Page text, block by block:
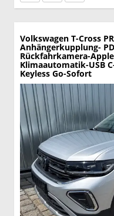
Volkswagen T-Cross
Anhängerkupplung-
Rückfahrkamera-
Klimaautomatik-USB
Keyless Go-Sofort